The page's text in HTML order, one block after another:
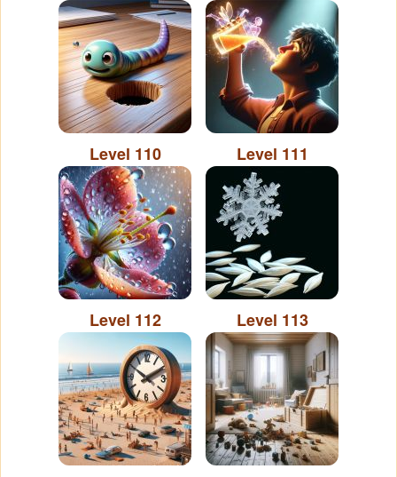
Level 110 Level 111
Level 112 Level 113